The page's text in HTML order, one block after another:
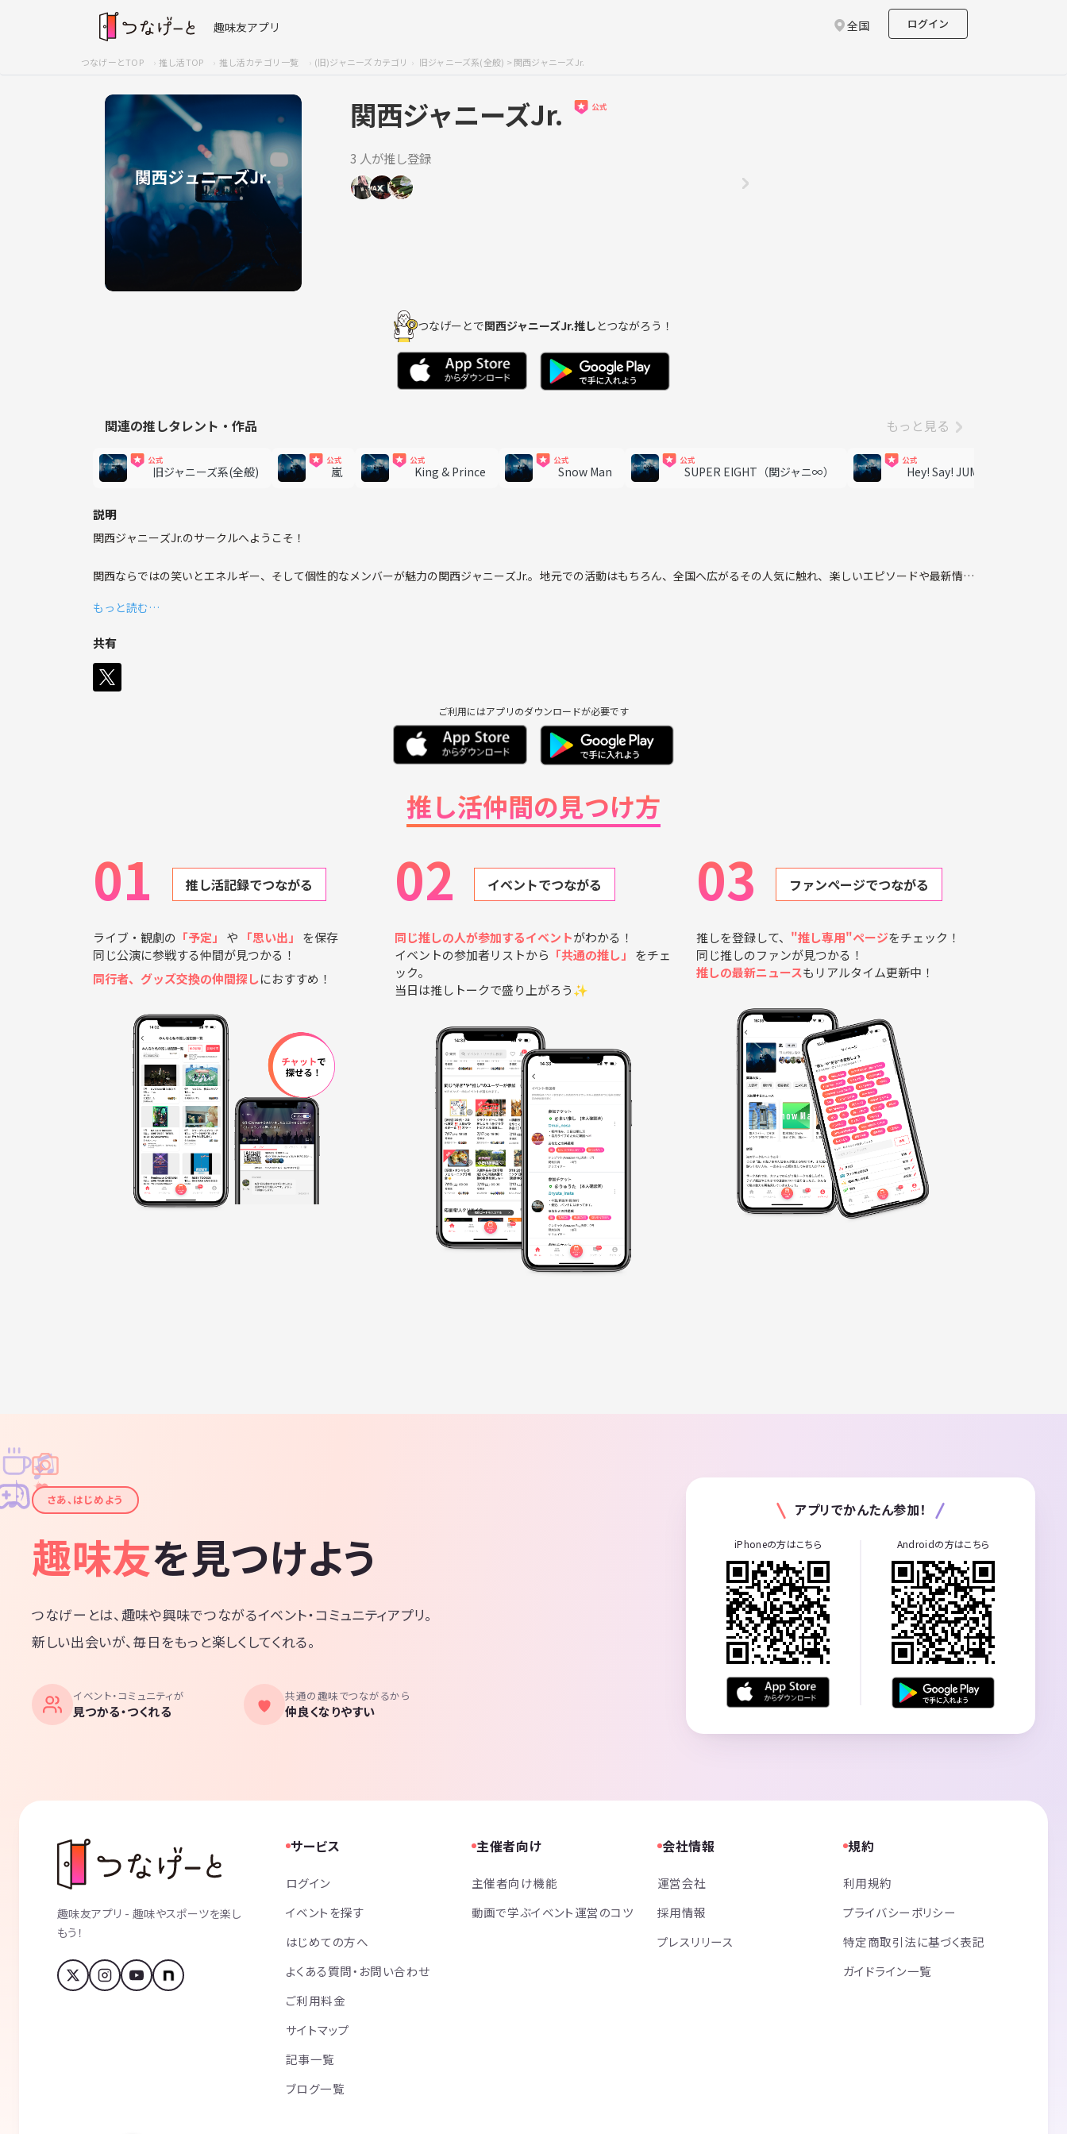
趣味友アプリ 全国 ログイン
つなげーとTOP 推し活TOP 推し活カテゴリ一覧 (旧)ジャニーズカテゴリ 旧ジャニーズ系(全般) > 関西ジャニーズJr.
関西ジャニーズJr.
3 人が推し登録
つなげーとで関西ジャニーズJr.推しとつながろう！
関連の推しタレント・作品 もっと見る
旧ジャニーズ系(全般) 嵐 King & Prince Snow Man SUPER EIGHT（関ジャニ∞） Hey! Say! JUMP
説明
関西ジャニーズJr.のサークルへようこそ！
関西ならではの笑いとエネルギー、そして個性的なメンバーが魅力の関西ジャニーズJr.。地元での活動はもちろん、全国へ広がるその人気に触れ、楽しいエピソードや最新情報
もっと読む…
共有
ご利用にはアプリのダウンロードが必要です
推し活仲間の見つけ方
01 推し活記録でつながる
ライブ・観劇の 「予定」 や 「思い出」
を保存
同じ公演に参戦する仲間が見つかる！
同行者、グッズ交換の仲間探しにおすすめ！
02 イベントでつながる
同じ推しの人が参加するイベントがわかる！
イベントの参加者リストから 「共通の推し」
をチェ
ック。
当日は推しトークで盛り上がろう✨
03 ファンページでつながる
推しを登録して、 "推し専用"ページをチェック！
同じ推しのファンが見つかる！
推しの最新ニュースもリアルタイム更新中！
✦
✦
✧
✧
♪
♫
さあ、はじめよう
趣味友を見つけよう
つなげーとは、趣味や興味でつながるイベント・コミュニティアプリ。
新しい出会いが、毎日をもっと楽しくしてくれる。
イベント・コミュニティが
見つかる・つくれる
共通の趣味でつながるから
仲良くなりやすい
アプリでかんたん参加！
iPhoneの方はこちら Androidの方はこちら
趣味友アプリ - 趣味やスポーツを楽し
もう！
サービス
ログイン
イベントを探す
はじめての方へ
よくある質問・お問い合わせ
ご利用料金
サイトマップ
記事一覧
ブログ一覧
主催者向け
主催者向け機能
動画で学ぶイベント運営のコツ
会社情報
運営会社
採用情報
プレスリリース
規約
利用規約
プライバシーポリシー
特定商取引法に基づく表記
ガイドライン一覧